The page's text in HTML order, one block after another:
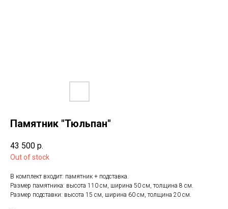
Памятник "Тюльпан"
43 500 р.
Out of stock
В комплект входит: памятник + подставка.
Размер памятника: высота 110 см, ширина 50 см, толщина 8 см.
Размер подставки: высота 15 см, ширина 60 см, толщина 20 см.